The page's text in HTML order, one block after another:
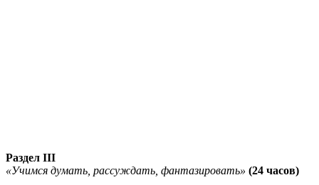
Раздел III
«Учимся думать, рассуждать, фантазировать» (24 часов)